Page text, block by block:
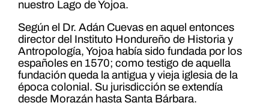
nuestro Lago de Yojoa.
Según el Dr. Adán Cuevas en aquel entonces
director del Instituto Hondureño de Historia y
Antropología, Yojoa había sido fundada por los
españoles en 1570; como testigo de aquella
fundación queda la antigua y vieja iglesia de la
época colonial. Su jurisdicción se extendía
desde Morazán hasta Santa Bárbara.